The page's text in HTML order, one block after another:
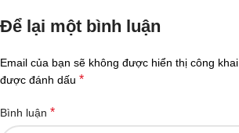
Để lại một bình luận
Email của bạn sẽ không được hiển thị công khai.
được đánh dấu *
Bình luận *